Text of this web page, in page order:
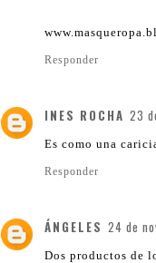
Responder
INES ROCHA 23
Es como una
Responder
ÁNGELES 24 de
Dos productos de